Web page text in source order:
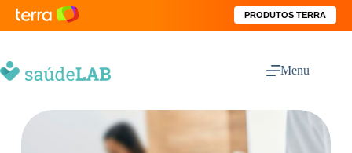
PRODUTOS TERRA
Menu